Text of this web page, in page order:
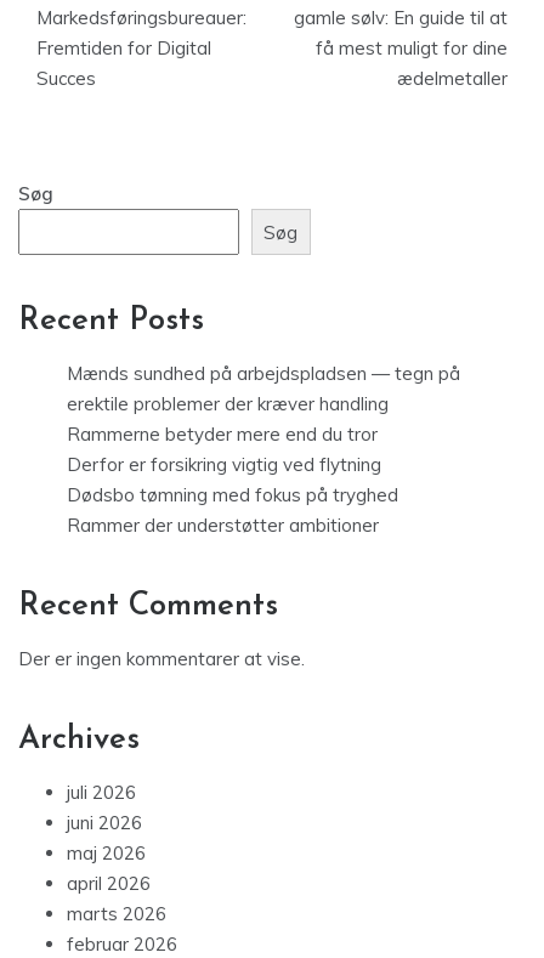
Markedsføringsbureauer:
Fremtiden for Digital
Succes
gamle sølv: En guide til at
få mest muligt for dine
ædelmetaller
Søg
Søg
Recent Posts
Mænds sundhed på arbejdspladsen — tegn på
erektile problemer der kræver handling
Rammerne betyder mere end du tror
Derfor er forsikring vigtig ved flytning
Dødsbo tømning med fokus på tryghed
Rammer der understøtter ambitioner
Recent Comments
Der er ingen kommentarer at vise.
Archives
juli 2026
juni 2026
maj 2026
april 2026
marts 2026
februar 2026